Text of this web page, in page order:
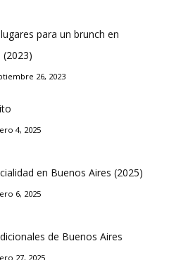
para un brunch en
(2023)
26, 2023
4, 2025
en Buenos Aires (2025)
6, 2025
de Buenos Aires
27, 2025